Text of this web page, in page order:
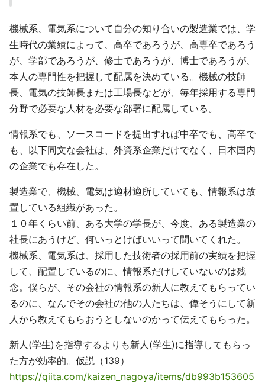
機械系、電気系について自分の知り合いの製造業では、学
生時代の業績によって、高卒であろうが、高専卒であろう
が、学部であろうが、修士であろうが、博士であろうが、
本人の専門性を把握して配属を決めている。機械の技師
長、電気の技師長または工場長などが、毎年採用する専門
分野で必要な人材を必要な部署に配属している。
情報系でも、ソースコードを提出すれば中卒でも、高卒で
も、以下同文な会社は、外資系企業だけでなく、日本国内
の企業でも存在した。
製造業で、機械、電気は適材適所していても、情報系は放
置している組織があった。
１０年くらい前、ある大学の学長が、今度、ある製造業の
社長にあうけど、何いっとけばいいって聞いてくれた。
機械系、電気系は、採用した技術者の採用前の実績を把握
して、配置しているのに、情報系だけしていないのは残
念。僕らが、その会社の情報系の新人に教えてもらってい
るのに、なんでその会社の他の人たちは、偉そうにして新
人から教えてもらおうとしないのかって伝えてもらった。
新人(学生)を指導するよりも新人(学生)に指導してもらっ
た方が効率的。仮説（139）
https://qiita.com/kaizen_nagoya/items/db993b153605